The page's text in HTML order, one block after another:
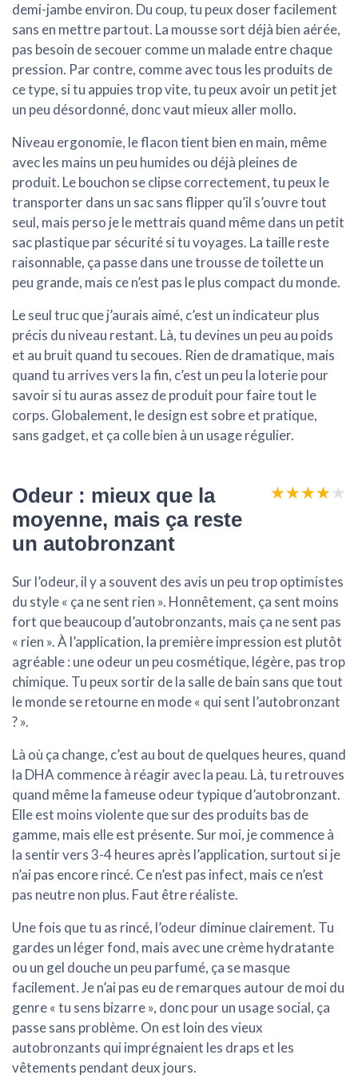
demi-jambe environ. Du coup, tu peux doser facilement
sans en mettre partout. La mousse sort déjà bien aérée,
pas besoin de secouer comme un malade entre chaque
pression. Par contre, comme avec tous les produits de
ce type, si tu appuies trop vite, tu peux avoir un petit jet
un peu désordonné, donc vaut mieux aller mollo.
Niveau ergonomie, le flacon tient bien en main, même
avec les mains un peu humides ou déjà pleines de
produit. Le bouchon se clipse correctement, tu peux le
transporter dans un sac sans flipper qu’il s’ouvre tout
seul, mais perso je le mettrais quand même dans un petit
sac plastique par sécurité si tu voyages. La taille reste
raisonnable, ça passe dans une trousse de toilette un
peu grande, mais ce n’est pas le plus compact du monde.
Le seul truc que j’aurais aimé, c’est un indicateur plus
précis du niveau restant. Là, tu devines un peu au poids
et au bruit quand tu secoues. Rien de dramatique, mais
quand tu arrives vers la fin, c’est un peu la loterie pour
savoir si tu auras assez de produit pour faire tout le
corps. Globalement, le design est sobre et pratique,
sans gadget, et ça colle bien à un usage régulier.
Odeur : mieux que la
moyenne, mais ça reste
un autobronzant
★★★★★
★★★★★
Sur l’odeur, il y a souvent des avis un peu trop optimistes
du style « ça ne sent rien ». Honnêtement, ça sent moins
fort que beaucoup d’autobronzants, mais ça ne sent pas
« rien ». À l’application, la première impression est plutôt
agréable : une odeur un peu cosmétique, légère, pas trop
chimique. Tu peux sortir de la salle de bain sans que tout
le monde se retourne en mode « qui sent l’autobronzant
? ».
Là où ça change, c’est au bout de quelques heures, quand
la DHA commence à réagir avec la peau. Là, tu retrouves
quand même la fameuse odeur typique d’autobronzant.
Elle est moins violente que sur des produits bas de
gamme, mais elle est présente. Sur moi, je commence à
la sentir vers 3-4 heures après l’application, surtout si je
n’ai pas encore rincé. Ce n’est pas infect, mais ce n’est
pas neutre non plus. Faut être réaliste.
Une fois que tu as rincé, l’odeur diminue clairement. Tu
gardes un léger fond, mais avec une crème hydratante
ou un gel douche un peu parfumé, ça se masque
facilement. Je n’ai pas eu de remarques autour de moi du
genre « tu sens bizarre », donc pour un usage social, ça
passe sans problème. On est loin des vieux
autobronzants qui imprégnaient les draps et les
vêtements pendant deux jours.